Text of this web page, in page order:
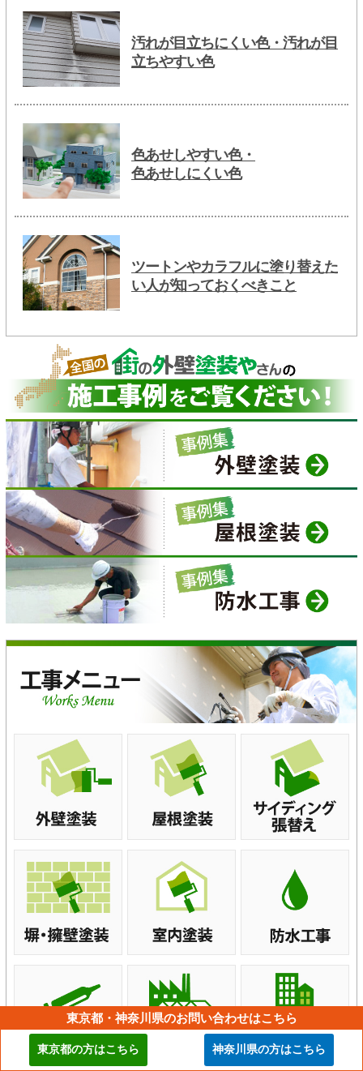
汚れが目立ちにくい色・汚れが目
立ちやすい色
色あせしやすい色・
色あせしにくい色
ツートンやカラフルに塗り替えた
い人が知っておくべきこと
東京都・神奈川県のお問い合わせはこちら
東京都の方はこちら 神奈川県の方はこちら